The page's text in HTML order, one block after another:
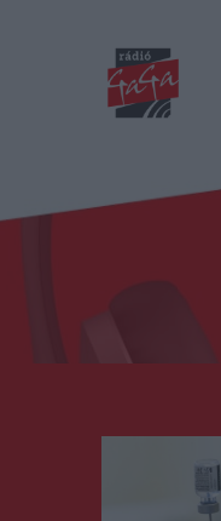
Műsorok
Duma Duba
Podcast
Stáb